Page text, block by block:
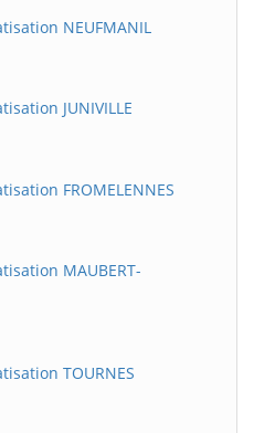
NEUFMANIL
JUNIVILLE
FROMELENNES
MAUBERT-
TOURNES